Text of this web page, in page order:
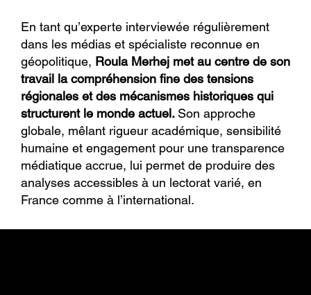
En tant qu’experte interviewée régulièrement
dans les médias et spécialiste reconnue en
géopolitique, Roula Merhej met au centre de son
travail la compréhension fine des tensions
régionales et des mécanismes historiques qui
structurent le monde actuel. Son approche
globale, mêlant rigueur académique, sensibilité
humaine et engagement pour une transparence
médiatique accrue, lui permet de produire des
analyses accessibles à un lectorat varié, en
France comme à l’international.